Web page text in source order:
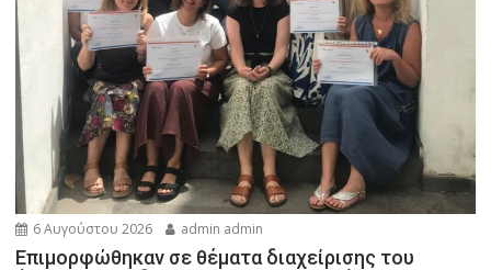
6 Αυγούστου 2026 admin admin
Eπιμορφώθηκαν σε θέματα διαχείρισης του